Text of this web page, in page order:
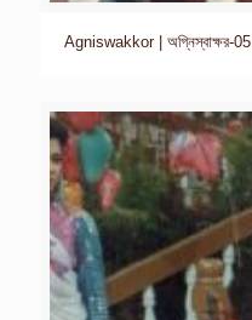
Agniswakkor | অগ্নিস্বাক্ষর-05